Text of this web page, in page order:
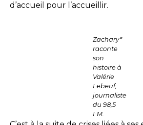
d’accueil pour l’accueillir.
Zachary*
raconte
son
histoire à
Valérie
Lebeuf,
journaliste
du 98,5
FM.